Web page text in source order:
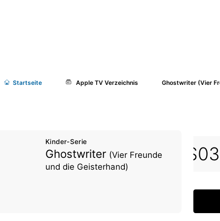
Startseite Apple TV Verzeichnis Ghostwriter (Vier
Kinder-Serie
Ghostwriter (Vier Freunde
und die Geisterhand)
S02E12 S02E13